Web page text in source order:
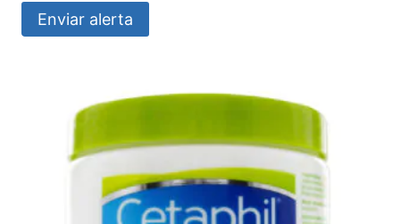
Enviar alerta